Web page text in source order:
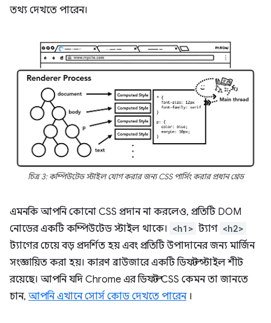
তথ্য দেখতে পারেন।
চিত্র 3: কম্পিউটেড স্টাইল যোগ করার জন্য CSS পার্সিং করার প্রধান থ্রেড
এমনকি আপনি কোনো CSS প্রদান না করলেও, প্রতিটি DOM
নোডের একটি কম্পিউটেড স্টাইল থাকে। <h1> ট্যাগ <h2>
ট্যাগের চেয়ে বড় প্রদর্শিত হয় এবং প্রতিটি উপাদানের জন্য মার্জিন
সংজ্ঞায়িত করা হয়। কারণ ব্রাউজারে একটি ডিফল্ট স্টাইল শীট
রয়েছে। আপনি যদি Chrome এর ডিফল্ট CSS কেমন তা জানতে
চান, আপনি এখানে সোর্স কোড দেখতে পারেন।